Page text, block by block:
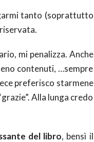
tanto (soprattutto
mi penalizza. Anche
contenuti, …sempre
preferisco starmene
Alla lunga credo
del libro, bensì il